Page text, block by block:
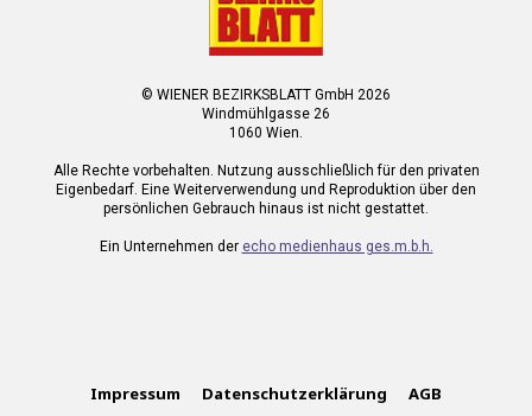
© WIENER BEZIRKSBLATT GmbH 2026
Windmühlgasse 26
1060 Wien.
Alle Rechte vorbehalten. Nutzung ausschließlich für den privaten
Eigenbedarf. Eine Weiterverwendung und Reproduktion über den
persönlichen Gebrauch hinaus ist nicht gestattet.
Ein Unternehmen der echo medienhaus ges.m.b.h.
Impressum Datenschutzerklärung AGB